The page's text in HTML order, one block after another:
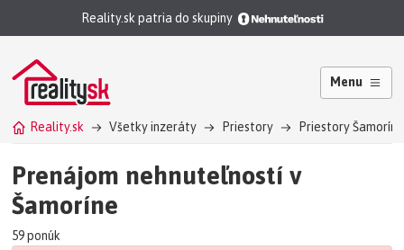
Reality.sk patria do skupiny
Menu
Reality.sk Všetky inzeráty Priestory Priestory Šamorín
Prenájom nehnuteľností v
Šamoríne
59 ponúk